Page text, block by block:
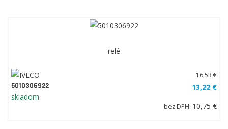
relé
5010306922
skladom
16,53 €
13,22 €
bez DPH: 10,75 €